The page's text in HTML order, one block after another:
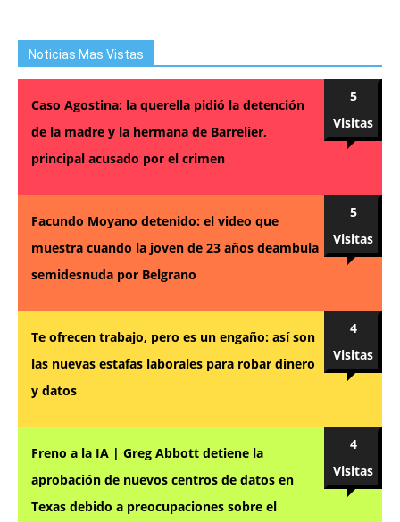
Noticias Mas Vistas
Caso Agostina: la querella pidió la detención
de la madre y la hermana de Barrelier,
principal acusado por el crimen
5
Visitas
Facundo Moyano detenido: el video que
muestra cuando la joven de 23 años deambula
semidesnuda por Belgrano
5
Visitas
Te ofrecen trabajo, pero es un engaño: así son
las nuevas estafas laborales para robar dinero
y datos
4
Visitas
Freno a la IA | Greg Abbott detiene la
aprobación de nuevos centros de datos en
Texas debido a preocupaciones sobre el
4
Visitas